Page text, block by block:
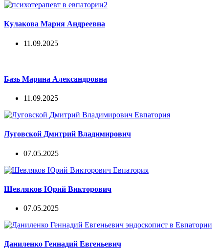
Кулакова Мария Андреевна
11.09.2025
Базь Марина Александровна
11.09.2025
Луговской Дмитрий Владимирович
07.05.2025
Шевляков Юрий Викторович
07.05.2025
Даниленко Геннадий Евгеньевич